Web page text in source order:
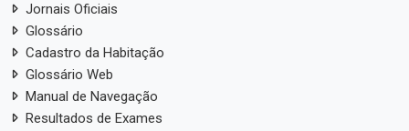
Jornais Oficiais
Glossário
Cadastro da Habitação
Glossário Web
Manual de Navegação
Resultados de Exames